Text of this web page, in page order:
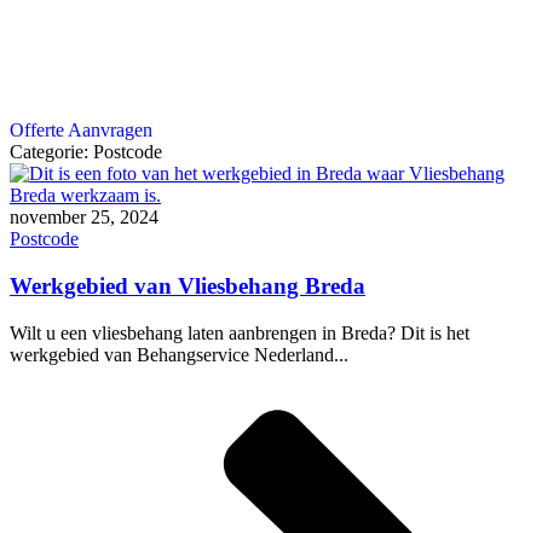
Offerte Aanvragen
Categorie: Postcode
november 25, 2024
Postcode
Werkgebied van Vliesbehang Breda
Wilt u een vliesbehang laten aanbrengen in Breda? Dit is het
werkgebied van Behangservice Nederland...